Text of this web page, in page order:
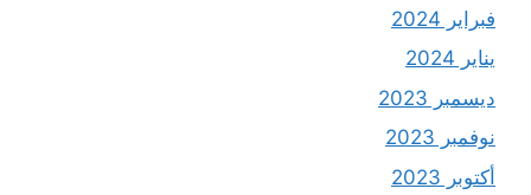
فبراير 2024
يناير 2024
ديسمبر 2023
نوفمبر 2023
أكتوبر 2023